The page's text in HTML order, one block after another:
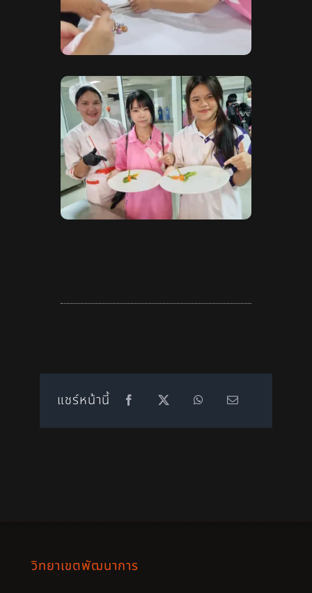
แชร์หน้านี้
วิทยาเขตพัฒนาการ